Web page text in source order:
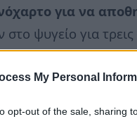
My Personal
opt-out of the sale, sharing
για να
ψυγείο για
αλουμινόχαρτο
αέρας. Αυτό
αποθήκευσης ή